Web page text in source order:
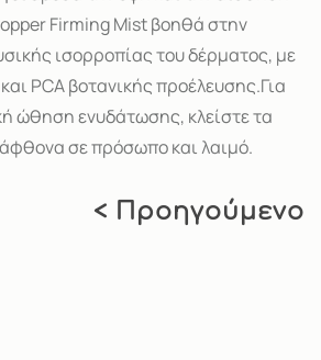
Firming Mist βοηθά στην
ισορροπίας του δέρματος, με
PCA βοτανικής προέλευσης.Για
ώθηση ενυδάτωσης, κλείστε τα
σε πρόσωπο και λαιμό.
< Προηγούμενο